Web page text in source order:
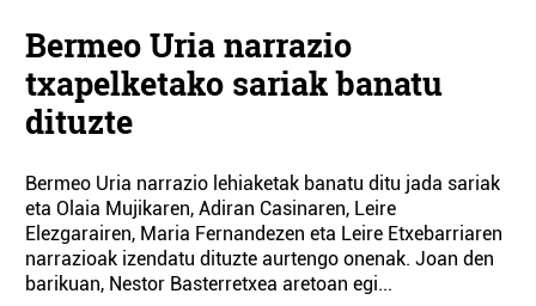
Bermeo Uria narrazio
txapelketako sariak banatu
dituzte
Bermeo Uria narrazio lehiaketak banatu ditu jada sariak
eta Olaia Mujikaren, Adiran Casinaren, Leire
Elezgarairen, Maria Fernandezen eta Leire Etxebarriaren
narrazioak izendatu dituzte aurtengo onenak. Joan den
barikuan, Nestor Basterretxea aretoan egi...